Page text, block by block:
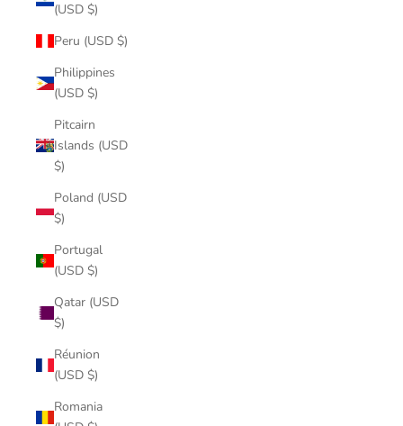
(USD $)
Peru (USD $)
Philippines
(USD $)
Pitcairn
Islands (USD
$)
Poland (USD
$)
Portugal
(USD $)
Qatar (USD
$)
Réunion
(USD $)
Romania